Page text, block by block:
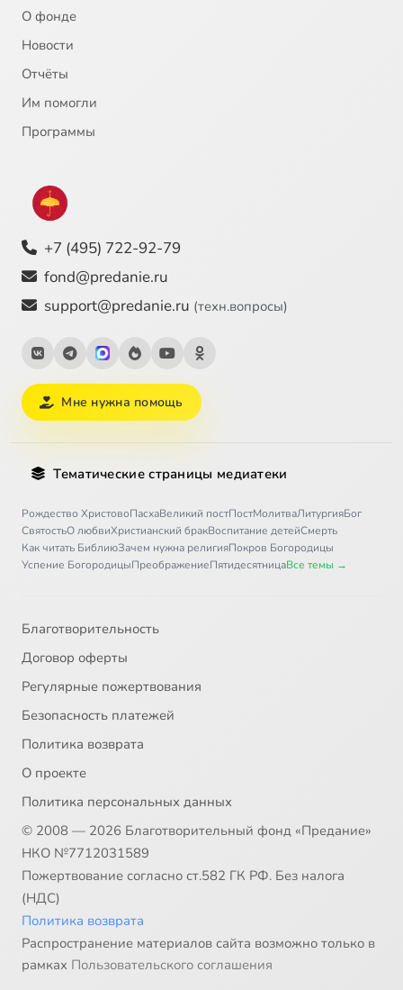
О фонде
Новости
Отчёты
Им помогли
Программы
+7 (495) 722-92-79
fond@predanie.ru
support@predanie.ru (техн.вопросы)
Мне нужна помощь
Тематические страницы медиатеки
Рождество ХристовоПасхаВеликий постПостМолитваЛитургияБог
СвятостьО любвиХристианский бракВоспитание детейСмерть
Как читать БиблиюЗачем нужна религияПокров Богородицы
Успение БогородицыПреображениеПятидесятницаВсе темы →
Благотворительность
Договор оферты
Регулярные пожертвования
Безопасность платежей
Политика возврата
О проекте
Политика персональных данных
© 2008 — 2026 Благотворительный фонд «Предание»
НКО №7712031589
Пожертвование согласно ст.582 ГК РФ. Без налога
(НДС)
Политика возврата
Распространение материалов сайта возможно только в
рамках Пользовательского соглашения